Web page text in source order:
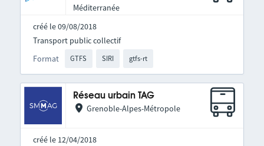
Méditerranée
créé le 09/08/2018
Format GTFS SIRI gtfs-rt
Transport public collectif
Réseau urbain TAG
Grenoble-Alpes-Métropole
créé le 12/04/2018